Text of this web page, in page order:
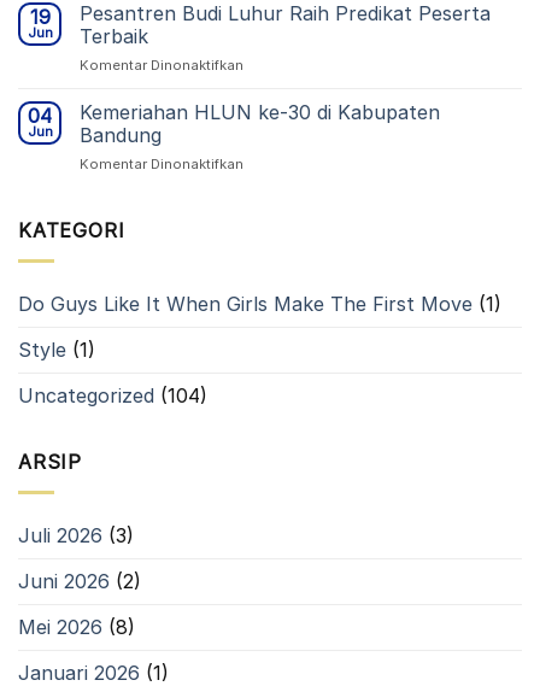
Baru
Doktor
Pemilihan
1976
19
Jun
Pesantren Budi Luhur Raih Predikat Peserta
Terbaik
Komentar Dinonaktifkan
Budi
04
Jun
Kemeriahan HLUN ke-30 di Kabupaten
Bandung
Komentar Dinonaktifkan
Bandung
KATEGORI
Do Guys Like It When Girls Make The First Move (1)
Style (1)
Uncategorized (104)
ARSIP
Juli 2026 (3)
Juni 2026 (2)
Mei 2026 (8)
Januari 2026 (1)